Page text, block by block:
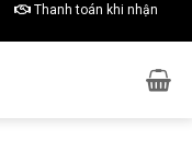
Thanh toán khi nhận